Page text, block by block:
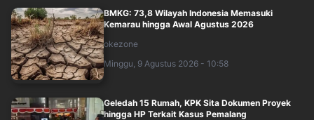
BMKG: 73,8 Wilayah Indonesia Memasuki
Kemarau hingga Awal Agustus 2026
okezone
Minggu, 9 Agustus 2026 - 10:58
Geledah 15 Rumah, KPK Sita Dokumen Proyek
hingga HP Terkait Kasus Pemalang